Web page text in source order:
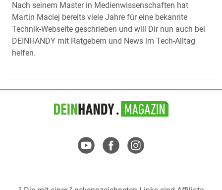
Nach seinem Master in Medienwissenschaften hat
Martin Maciej bereits viele Jahre für eine bekannte
Technik-Webseite geschrieben und will Dir nun auch bei
DEINHANDY mit Ratgebern und News im Tech-Alltag
helfen.